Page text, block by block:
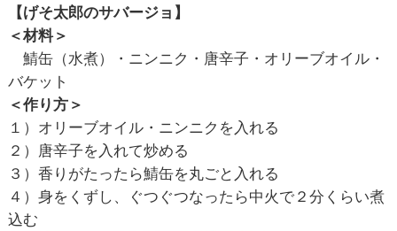
【げそ太郎のサバージョ】
＜材料＞
鯖缶（水煮）・ニンニク・唐辛子・オリーブオイル・
バケット
＜作り方＞
１）オリーブオイル・ニンニクを入れる
２）唐辛子を入れて炒める
３）香りがたったら鯖缶を丸ごと入れる
４）身をくずし、ぐつぐつなったら中火で２分くらい煮
込む